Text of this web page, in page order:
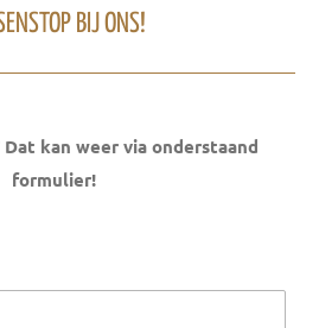
BIJ ONS!
kan weer via onderstaand
formulier!